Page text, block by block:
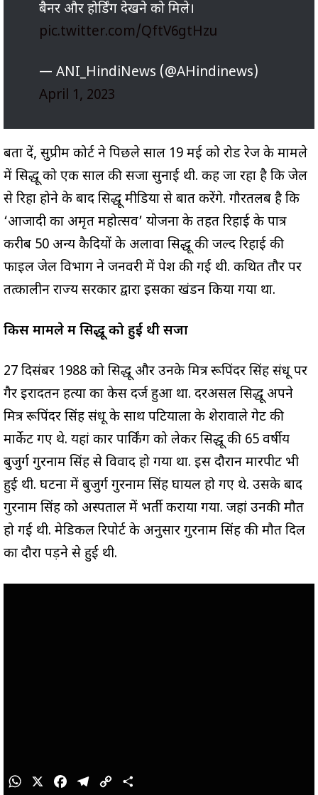
बैनर और होर्डिंग देखने को मिले।
pic.twitter.com/QftV6gtHzu
— ANI_HindiNews (@AHindinews)
April 1, 2023
बता दें, सुप्रीम कोर्ट ने पिछले साल 19 मई को रोड रेज के मामले
में सिद्धू को एक साल की सजा सुनाई थी. कह जा रहा है कि जेल
से रिहा होने के बाद सिद्धू मीडिया से बात करेंगे. गौरतलब है कि
‘आजादी का अमृत महोत्सव’ योजना के तहत रिहाई के पात्र
करीब 50 अन्य कैदियों के अलावा सिद्धू की जल्द रिहाई की
फाइल जेल विभाग ने जनवरी में पेश की गई थी. कथित तौर पर
तत्कालीन राज्य सरकार द्वारा इसका खंडन किया गया था.
किस मामले में सिद्धू को हुई थी सजा
27 दिसंबर 1988 को सिद्धू और उनके मित्र रूपिंदर सिंह संधू पर
गैर इरादतन हत्या का केस दर्ज हुआ था. दरअसल सिद्धू अपने
मित्र रूपिंदर सिंह संधू के साथ पटियाला के शेरावाले गेट की
मार्केट गए थे. यहां कार पार्किंग को लेकर सिद्धू की 65 वर्षीय
बुजुर्ग गुरनाम सिंह से विवाद हो गया था. इस दौरान मारपीट भी
हुई थी. घटना में बुजुर्ग गुरनाम सिंह घायल हो गए थे. उसके बाद
गुरनाम सिंह को अस्पताल में भर्ती कराया गया. जहां उनकी मौत
हो गई थी. मेडिकल रिपोर्ट के अनुसार गुरनाम सिंह की मौत दिल
का दौरा पड़ने से हुई थी.
W